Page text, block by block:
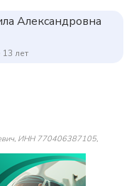
Александровна
лет
ИНН 770406387105,